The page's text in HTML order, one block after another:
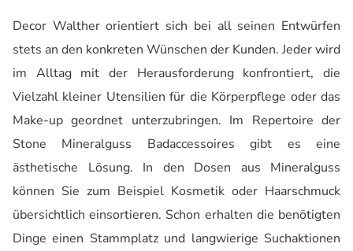
Decor Walther orientiert sich bei all seinen Entwürfen
stets an den konkreten Wünschen der Kunden. Jeder wird
im Alltag mit der Herausforderung konfrontiert, die
Vielzahl kleiner Utensilien für die Körperpflege oder das
Make-up geordnet unterzubringen. Im Repertoire der
Stone Mineralguss Badaccessoires gibt es eine
ästhetische Lösung. In den Dosen aus Mineralguss
können Sie zum Beispiel Kosmetik oder Haarschmuck
übersichtlich einsortieren. Schon erhalten die benötigten
Dinge einen Stammplatz und langwierige Suchaktionen